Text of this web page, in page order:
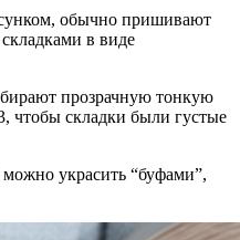
обычно пришивают
в виде
прозрачную тонкую
чтобы складки были густые
украсить “буфами”,